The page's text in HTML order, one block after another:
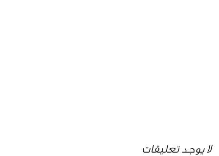
لا يوجد تعليقات